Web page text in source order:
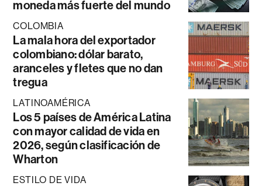
moneda más fuerte del mundo
COLOMBIA
La mala hora del exportador
colombiano: dólar barato,
aranceles y fletes que no dan
tregua
LATINOAMÉRICA
Los 5 países de América Latina
con mayor calidad de vida en
2026, según clasificación de
Wharton
ESTILO DE VIDA